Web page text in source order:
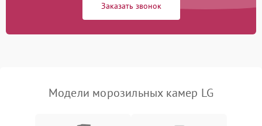
Заказать звонок
Модели морозильных камер LG